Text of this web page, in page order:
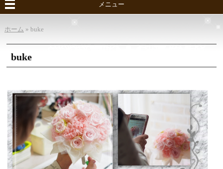
メニュー
ホーム » buke
buke